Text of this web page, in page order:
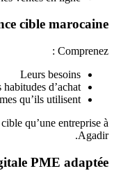
cible marocaine
Comprenez :
Leurs besoins
habitudes d’achat
qu’ils utilisent
qu’une entreprise à
Agadir.
PME adaptée